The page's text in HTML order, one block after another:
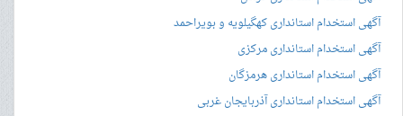
آگهی استخدام استانداری کهگیلویه و بویراحمد
آگهی استخدام استانداری مرکزی
آگهی استخدام استانداری هرمزگان
آگهی استخدام استانداری آذربایجان غربی